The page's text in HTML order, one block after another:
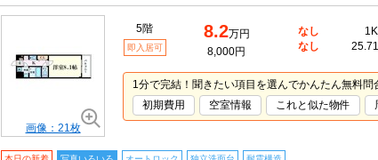
画像：21枚
5階
即入居可
8.2万円
8,000円
なし
なし
1K
1分で完結！聞きたい項目を選んでかんたん無料問
初期費用
空室情報 これと似た物件